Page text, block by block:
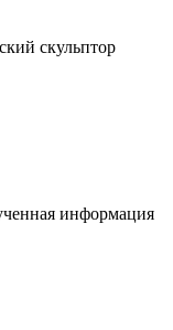
скульптор
информация